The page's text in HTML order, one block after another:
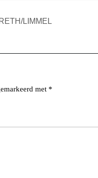
LIMMEL
met *